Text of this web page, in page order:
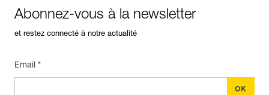
Abonnez-vous à la newsletter
et restez connecté à notre actualité
Email *